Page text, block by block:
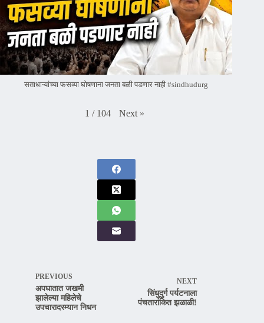
सताधाऱ्यांच्या फसव्या घोषणाना जनता बळी पडणार नाही #sindhudurg
1 / 104 Next »
PREVIOUS
अपघातात जखमी
झालेल्या महिलेचे
उपचारादरम्यान निधन
NEXT
सिंधुदुर्ग पर्यटनाला
पंचतारांकित झळाळी!